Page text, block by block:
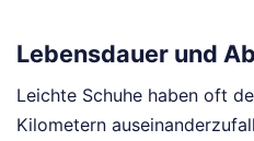
Lebensdauer und
Leichte Schuhe haben oft
Kilometern